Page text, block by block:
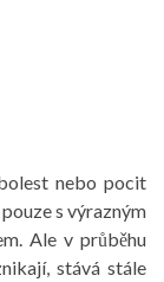
nebo pocit
s výrazným
Ale v průběhu
stává stále